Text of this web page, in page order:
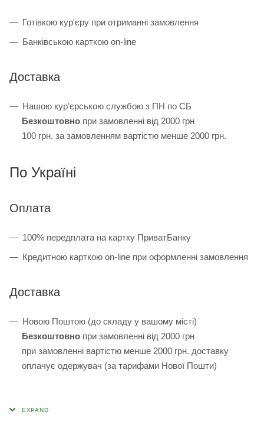
Готівкою кур'єру при отриманні замовлення
Банківською карткою on-line
Доставка
Нашою кур'єрською службою з ПН по СБ
Безкоштовно при замовленні від 2000 грн
100 грн. за замовленням вартістю менше 2000 грн.
По Україні
Оплата
100% передплата на картку ПриватБанку
Кредитною карткою on-line при оформленні замовлення
Доставка
Новою Поштою (до складу у вашому місті)
Безкоштовно при замовленні від 2000 грн
при замовленні вартістю менше 2000 грн. доставку
оплачує одержувач (за тарифами Нової Пошти)